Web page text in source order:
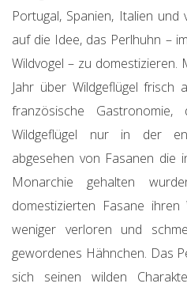
Portugal, Spanien, Italien
auf die Idee, das Perlhuhn –
Wildvogel – zu domestizieren.
Jahr über Wildgeflügel
französische
Wildgeflügel nur in der
abgesehen von Fasanen die
Monarchie gehalten
domestizierten Fasane
weniger verloren und
gewordenes Hähnchen. Das
sich seinen wilden